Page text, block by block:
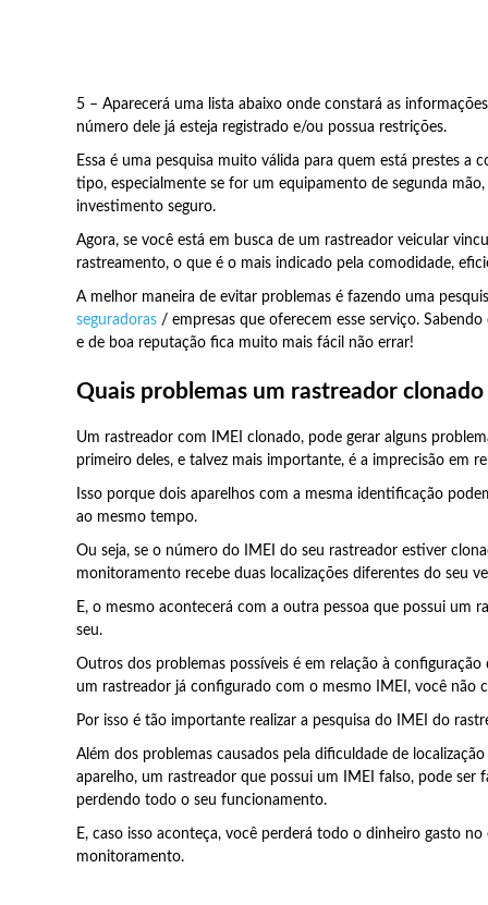
5 – Aparecerá uma lista abaixo onde constará as
número dele já esteja registrado e/ou possua restrições.
Essa é uma pesquisa muito válida para quem está prestes a
tipo, especialmente se for um equipamento de segunda
investimento seguro.
Agora, se você está em busca de um rastreador veicular
rastreamento, o que é o mais indicado pela comodidade,
A melhor maneira de evitar problemas é fazendo uma
seguradoras/ empresas que oferecem esse serviço.
e de boa reputação fica muito mais fácil não errar!
Quais problemas um rastreador
Um rastreador com IMEI clonado, pode gerar alguns
primeiro deles, e talvez mais importante, é a imprecisão em
Isso porque dois aparelhos com a mesma identificação
ao mesmo tempo.
Ou seja, se o número do IMEI do seu rastreador estiver
monitoramento recebe duas localizações diferentes do seu
E, o mesmo acontecerá com a outra pessoa que possui um
seu.
Outros dos problemas possíveis é em relação à configuração
um rastreador já configurado com o mesmo IMEI, você não
Por isso é tão importante realizar a pesquisa do IMEI do
Além dos problemas causados pela dificuldade de
aparelho, um rastreador que possui um IMEI falso, pode ser
perdendo todo o seu funcionamento.
E, caso isso aconteça, você perderá todo o dinheiro gasto
monitoramento.